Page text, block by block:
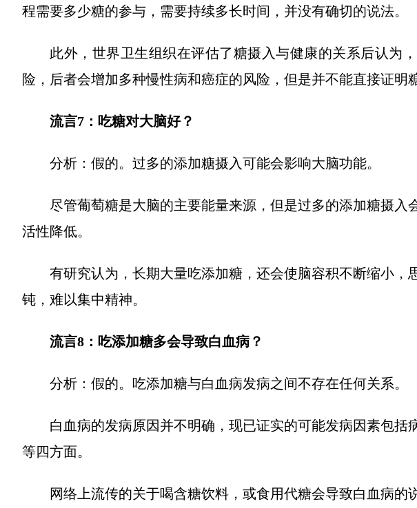
程需要多少糖的参与，需要持续多长时间，并没有确切的说法。
此外，世界卫生组织在评估了糖摄入与健康的关系后认为
险，后者会增加多种慢性病和癌症的风险，但是并不能直接证明
流言7：吃糖对大脑好？
分析：假的。过多的添加糖摄入可能会影响大脑功能。
尽管葡萄糖是大脑的主要能量来源，但是过多的添加糖摄入
活性降低。
有研究认为，长期大量吃添加糖，还会使脑容积不断缩小，
钝，难以集中精神。
流言8：吃添加糖多会导致白血病？
分析：假的。吃添加糖与白血病发病之间不存在任何关系。
白血病的发病原因并不明确，现已证实的可能发病因素包括
等四方面。
网络上流传的关于喝含糖饮料，或食用代糖会导致白血病的